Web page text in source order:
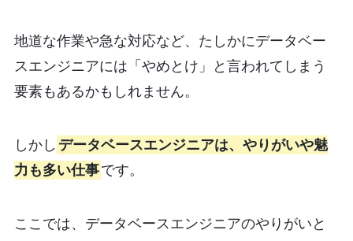
地道な作業や急な対応など、たしかにデータベー
スエンジニアには「やめとけ」と言われてしまう
要素もあるかもしれません。
しかし データベースエンジニアは、やりがいや魅
力も多い仕事です。
ここでは、データベースエンジニアのやりがいと